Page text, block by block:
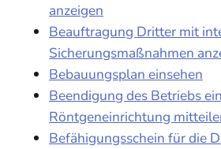
anzeigen
Beauftragung Dritter mit
Sicherungsmaßnahmen
Bebauungsplan einsehen
Beendigung des Betriebs
Röntgeneinrichtung
Befähigungsschein für die